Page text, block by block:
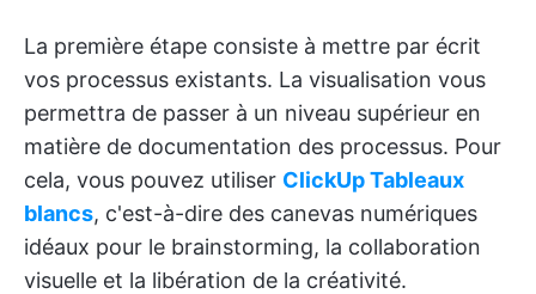
La première étape consiste à mettre par écrit
vos processus existants. La visualisation vous
permettra de passer à un niveau supérieur en
matière de documentation des processus. Pour
cela, vous pouvez utiliser ClickUp Tableaux
blancs, c'est-à-dire des canevas numériques
idéaux pour le brainstorming, la collaboration
visuelle et la libération de la créativité.